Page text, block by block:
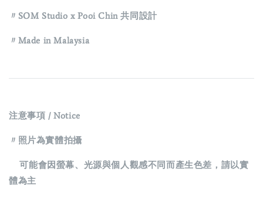
〃SOM Studio x Pooi Chin 共同設計
〃Made in Malaysia
注意事項 / Notice
〃照片為實體拍攝
可能會因螢幕、光源與個人觀感不同而產生色差，請以實
體為主